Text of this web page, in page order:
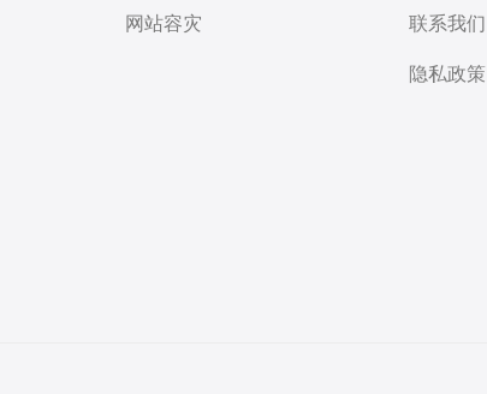
网站容灾 联系我们
隐私政策